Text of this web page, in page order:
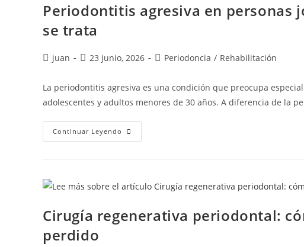
Periodontitis agresiva en personas
se trata
juan 23 junio, 2026 Periodoncia / Rehabilitación
La periodontitis agresiva es una condición que preocupa
adolescentes y adultos menores de 30 años. A diferencia de la
Continuar Leyendo
Cirugía regenerativa periodontal:
perdido